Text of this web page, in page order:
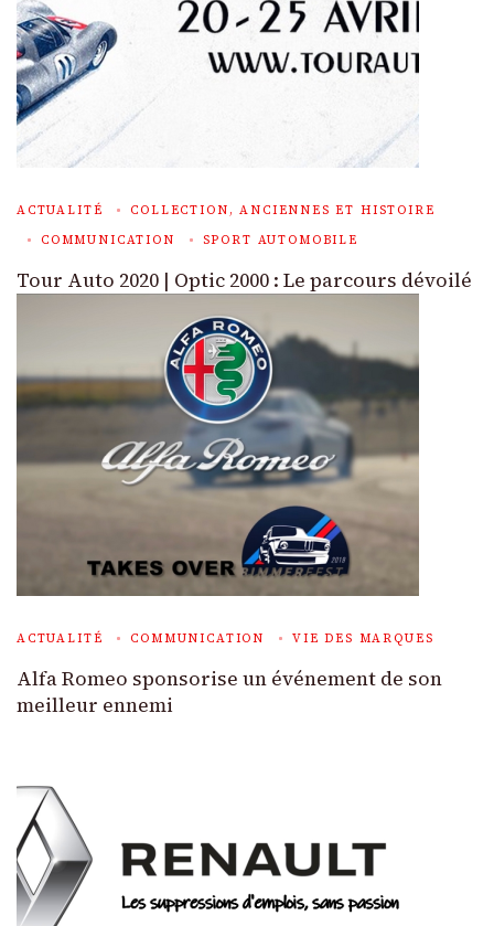
ACTUALITÉ
COLLECTION, ANCIENNES ET HISTOIRE
COMMUNICATION
SPORT AUTOMOBILE
Tour Auto 2020 | Optic 2000 : Le parcours dévoilé
ACTUALITÉ COMMUNICATION VIE DES MARQUES
Alfa Romeo sponsorise un événement de son
meilleur ennemi